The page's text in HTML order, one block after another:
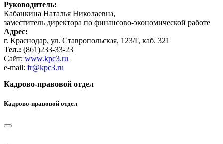
Руководитель:
Кабанкина Наталья Николаевна,
заместитель директора по финансово-экономической работе
Адрес:
г. Краснодар, ул. Ставропольская, 123/Г, каб. 321
Тел.: (861)233-33-23
Сайт: www.kpc3.ru
e-mail: fr@kpc3.ru
Кадрово-правовой отдел
Кадрово-правовой отдел